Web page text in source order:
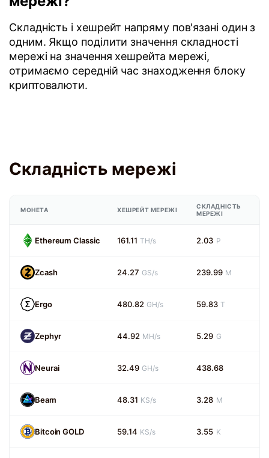
Складність і хешрейт напряму пов'язані один з
одним. Якщо поділити значення складності
мережі на значення хешрейта мережі,
отримаємо середній час знаходження блоку
криптовалюти.
Складність мережі
МОНЕТА ХЕШРЕЙТ МЕРЕЖІ
СКЛАДНІСТЬ
МЕРЕЖІ
Ethereum Classic 161.11 TH/s 2.03 P
Zcash 24.27 GS/s 239.99 M
Ergo 480.82 GH/s 59.83 T
Zephyr 44.92 MH/s 5.29 G
Neurai 32.49 GH/s 438.68
Beam 48.31 KS/s 3.28 M
Bitcoin GOLD 59.14 KS/s 3.55 K